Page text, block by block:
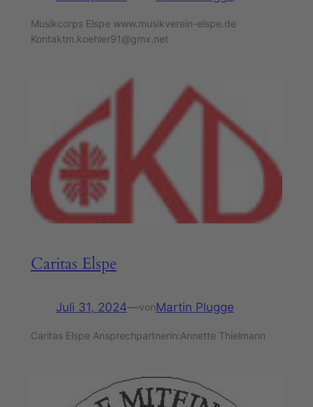
Musikcorps Elspe www.musikverein-elspe.de
Kontaktm.koehler91@gmx.net
Caritas Elspe
Juli 31, 2024—vonMartin Plugge
Caritas Elspe Ansprechpartnerin:Annette Thielmann